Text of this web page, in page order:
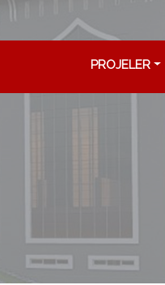
PROJELER